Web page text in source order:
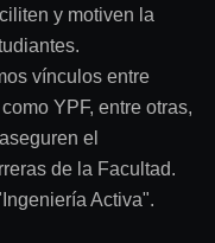
y motiven la
vínculos entre
YPF, entre otras,
el
de la Facultad.
Activa".